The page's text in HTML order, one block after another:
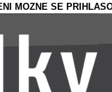
MOZNE SE